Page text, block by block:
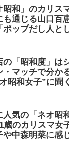
昭和」のカリ
も通じる山口百
ポップだし人と
の「昭和度」は
・マッチで分
昭和女子”に聞く
人気の「ネオ昭
歳のカリスマ女
や中森明菜に感